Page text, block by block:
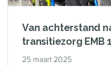
Van achterstand
transitiezorg EMB
25 maart 2025